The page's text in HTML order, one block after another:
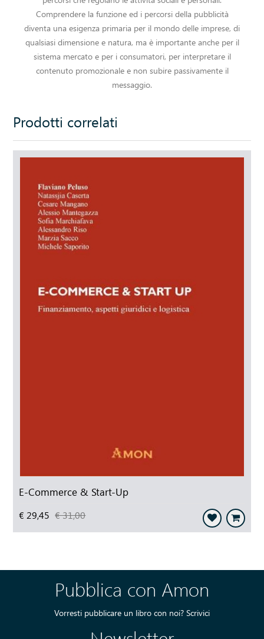
Comprendere la funzione ed i percorsi della pubblicità
diventa una esigenza primaria per il mondo delle imprese, di
qualsiasi dimensione e natura, ma è importante anche per il
sistema mercato e per i consumatori, per interpretare il
contenuto promozionale e non subire passivamente il
messaggio.
Prodotti correlati
E-Commerce & Start-Up
€ 29,45 € 31,00
Pubblica con Amon
Vorresti pubblicare un libro con noi? Scrivici